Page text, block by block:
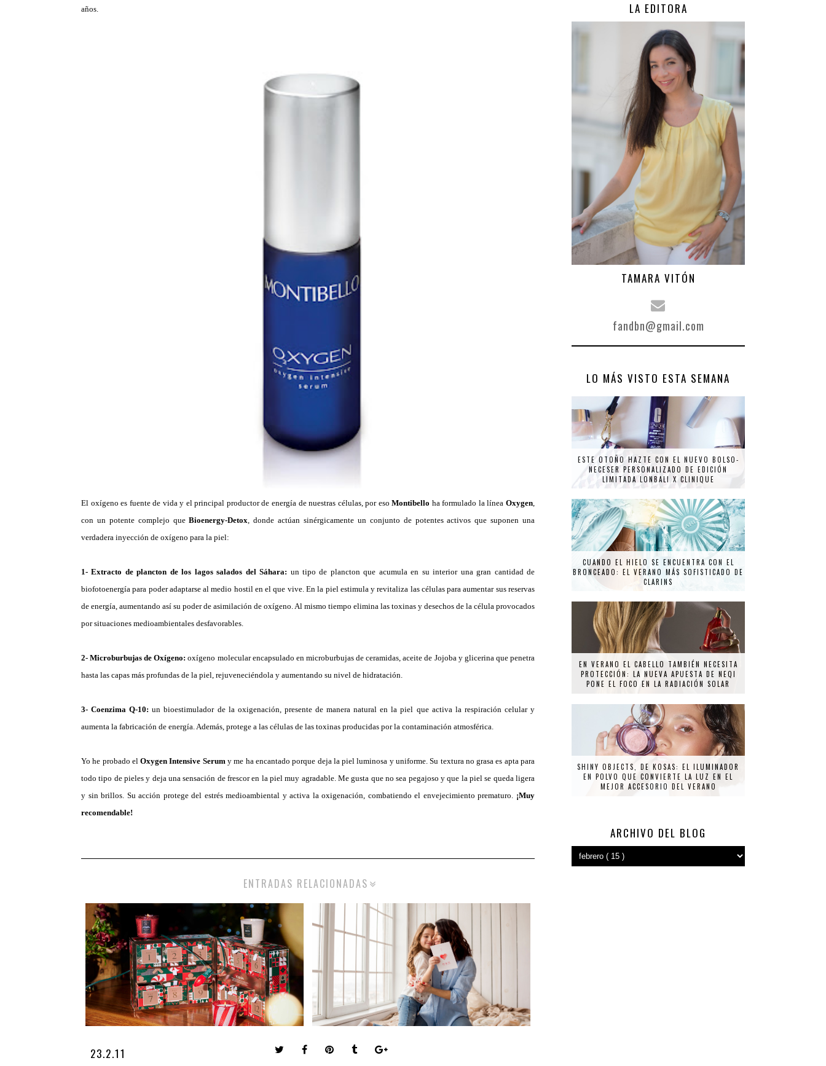
años.
El oxígeno es fuente de vida y el principal productor de energía de nuestras células, por esoMontibello ha formulado la líneaOxygen
con un potente complejo queBioenergy-Detox , donde actúan sinérgicamente un conjunto de potentes activos que suponen una
verdadera inyección de oxígeno para la piel:
1- Extracto de plancton de los lagos salados del Sáhara: un tipo de plancton que acumula en su interior una gran cantidad de
biofotoenergía para poder adaptarse al medio hostil en el que vive. En la piel estimula y revitaliza las células para aumentar sus reservas
de energía, aumentando así su poder de asimilación de oxígeno. Al mismo tiempo elimina las toxinas y desechos de la célula provocados
por situaciones medioambientales desfavorables.
2- Microburbujas de Oxígeno:oxígeno molecular encapsulado en microburbujas de ceramidas, aceite de Jojoba y glicerina que penetra
hasta las capas más profundas de la piel, rejuveneciéndola y aumentando su nivel de hidratación.
3- Coenzima Q-10: un bioestimulador de la oxigenación, presente de manera natural en la piel que activa la respiración celular y
aumenta la fabricación de energía. Además, protege a las células de las toxinas producidas por la contaminación atmosférica.
Yo he probado elOxygen Intensive Serum y me ha encantado porque deja la piel luminosa y uniforme. Su textura no grasa es apta para
todo tipo de pieles y deja una sensación de frescor en la piel muy agradable. Me gusta que no sea pegajoso y que la piel se queda ligera
y sin brillos. Su acción protege del estrés medioambiental y activa la oxigenación, combatiendo el envejecimiento prematuro.
¡Muy
recomendable!
ENTRADAS RELACIONADAS
23.2.11
LA EDITORA
TAMARA VITÓN
fandbn@gmail.com
LO MÁS VISTO ESTA SEMANA
ESTE OTOÑO HAZTE CON EL NUEVO BOLSO-
NECESER PERSONALIZADO DE EDICIÓN
LIMITADA LONBALI X CLINIQUE
CUANDO EL HIELO SE ENCUENTRA CON EL
BRONCEADO: EL VERANO MÁS SOFISTICADO DE
CLARINS
EN VERANO EL CABELLO TAMBIÉN NECESITA
PROTECCIÓN: LA NUEVA APUESTA DE NEQI
PONE EL FOCO EN LA RADIACIÓN SOLAR
SHINY OBJECTS, DE KOSAS: EL ILUMINADOR
EN POLVO QUE CONVIERTE LA LUZ EN EL
MEJOR ACCESORIO DEL VERANO
ARCHIVO DEL BLOG